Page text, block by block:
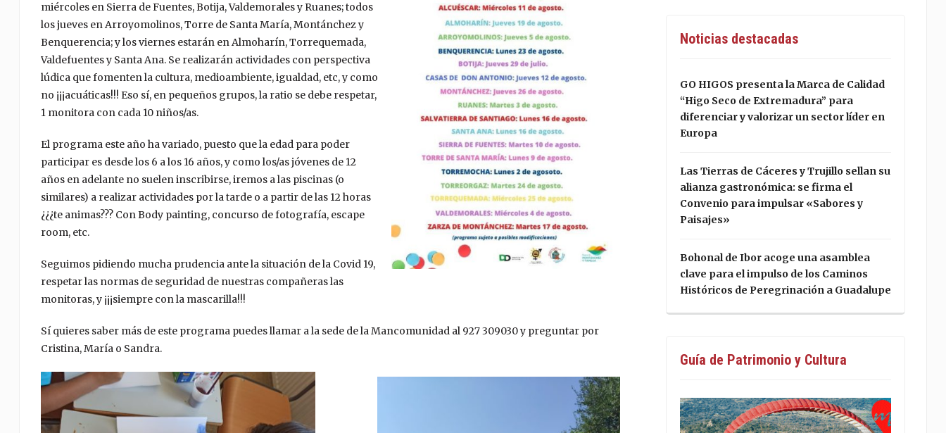
miércoles en Sierra de Fuentes, Botija, Valdemorales y Ruanes; todos
los jueves en Arroyomolinos, Torre de Santa María, Montánchez y
Benquerencia; y los viernes estarán en Almoharín, Torrequemada,
Valdefuentes y Santa Ana. Se realizarán actividades con perspectiva
lúdica que fomenten la cultura, medioambiente, igualdad, etc, y como
no ¡¡¡acuáticas!!! Eso sí, en pequeños grupos, la ratio se debe respetar,
1 monitora con cada 10 niños/as.
El programa este año ha variado, puesto que la edad para poder
participar es desde los 6 a los 16 años, y como los/as jóvenes de 12
años en adelante no suelen inscribirse, iremos a las piscinas (o
similares) a realizar actividades por la tarde o a partir de las 12 horas
¿¿¿te animas??? Con Body painting, concurso de fotografía, escape
room, etc.
Seguimos pidiendo mucha prudencia ante la situación de la Covid 19,
respetar las normas de seguridad de nuestras compañeras las
monitoras, y ¡¡¡siempre con la mascarilla!!!
Sí quieres saber más de este programa puedes llamar a la sede de la Mancomunidad al 927 309030 y preguntar por
Cristina, María o Sandra.
Noticias destacadas
GO HIGOS presenta la Marca de Calidad
“Higo Seco de Extremadura” para
diferenciar y valorizar un sector líder en
Europa
Las Tierras de Cáceres y Trujillo sellan su
alianza gastronómica: se firma el
Convenio para impulsar «Sabores y
Paisajes»
Bohonal de Ibor acoge una asamblea
clave para el impulso de los Caminos
Históricos de Peregrinación a Guadalupe
Guía de Patrimonio y Cultura